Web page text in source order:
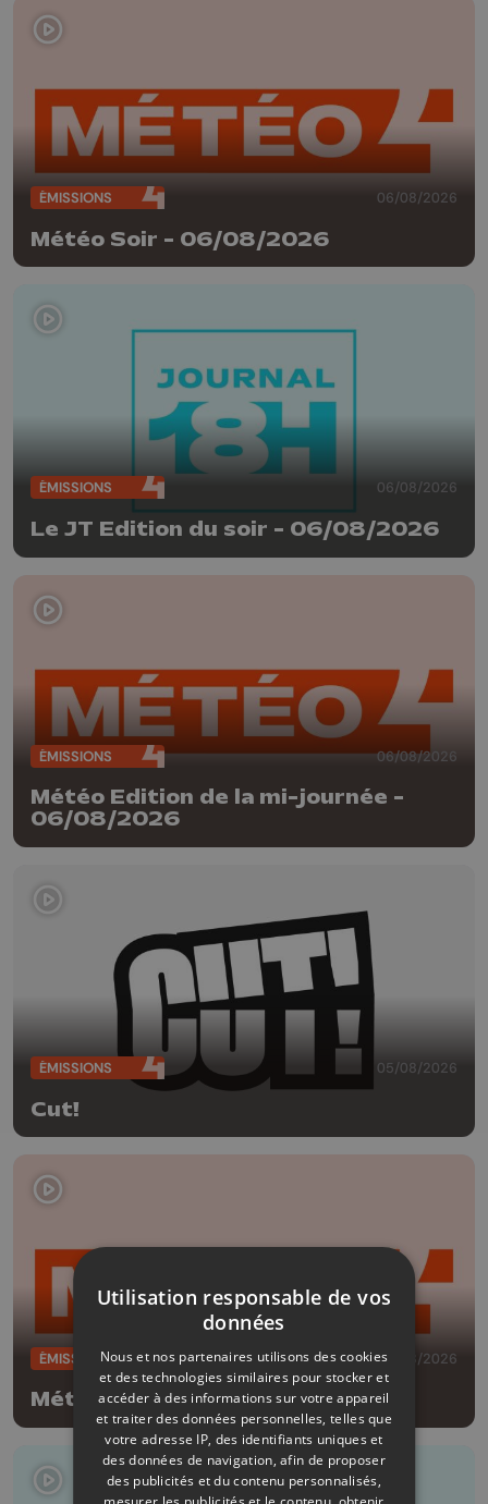
ÉMISSIONS 06/08/2026
Météo Soir - 06/08/2026
ÉMISSIONS 06/08/2026
Le JT Edition du soir - 06/08/2026
ÉMISSIONS 06/08/2026
Météo Edition de la mi-journée -
06/08/2026
ÉMISSIONS 05/08/2026
Cut!
ÉMISSIONS 05/08/2026
Météo Soir - 05/08/2026
Utilisation responsable de vos
données
Nous et nos partenaires utilisons des cookies
et des technologies similaires pour stocker et
accéder à des informations sur votre appareil
et traiter des données personnelles, telles que
votre adresse IP, des identifiants uniques et
des données de navigation, afin de proposer
des publicités et du contenu personnalisés,